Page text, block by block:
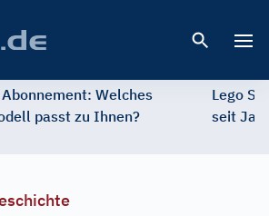
Welches
passt zu Ihnen?
Lego
seit